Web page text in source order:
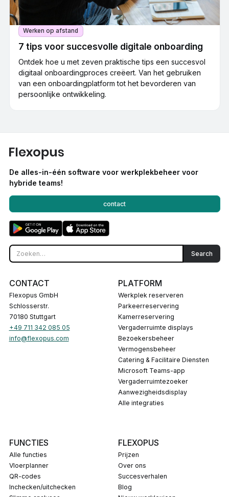
Werken op afstand
7 tips voor succesvolle digitale onboarding
Ontdek hoe u met zeven praktische tips een succesvol
digitaal onboardingproces creëert. Van het gebruiken
van een onboardingplatform tot het bevorderen van
persoonlijke ontwikkeling.
De alles-in-één software voor werkplekbeheer voor
hybride teams!
contact
CONTACT
Flexopus GmbH
Schlosserstr.
70180 Stuttgart
+49 711 342 085 05
info@flexopus.com
PLATFORM
Werkplek reserveren
Parkeerreservering
Kamerreservering
Vergaderruimte displays
Bezoekersbeheer
Vermogensbeheer
Catering & Facilitaire Diensten
Microsoft Teams-app
Vergaderruimtezoeker
Aanwezigheidsdisplay
Alle integraties
FUNCTIES
Alle functies
Vloerplanner
QR-codes
Inchecken/uitchecken
FLEXOPUS
Prijzen
Over ons
Succesverhalen
Blog